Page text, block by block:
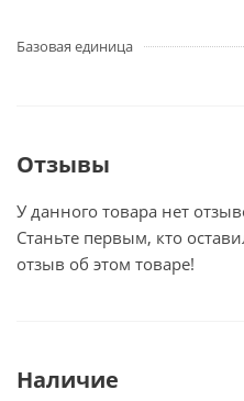
Базовая единица
Отзывы
У данного товара нет
Станьте первым, кто
отзыв об этом товаре!
Наличие